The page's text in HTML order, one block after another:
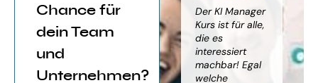
Chance für
dein Team
und
Unternehmen?
von
Der KI Manager
mich sehr
toller Überblick
Der KI Manager
Kurs ist für alle,
die es
interessiert
machbar! Egal
welche